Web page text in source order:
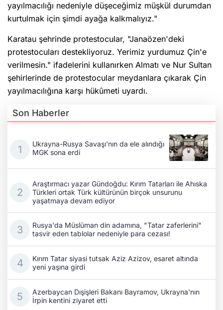
yayılmacılığı nedeniyle düşeceğimiz müşkül durumdan
kurtulmak için şimdi ayağa kalkmalıyız."
Karatau şehrinde protestocular, "Janaözen'deki
protestocuları destekliyoruz. Yerimiz yurdumuz Çin'e
verilmesin." ifadelerini kullanırken Almatı ve Nur Sultan
şehirlerinde de protestocular meydanlara çıkarak Çin
yayılmacılığına karşı hükûmeti uyardı.
Son Haberler
Ukrayna-Rusya Savaşı'nın da ele alındığı
MGK sona erdi
Araştırmacı yazar Gündoğdu: Kırım Tatarları ile Ahıska
Türkleri ortak Türk kültürünün birçok unsurunu
yaşatmaya devam ediyor
Rusya'da Müslüman din adamına, "Tatar zaferlerini"
tasvir eden tablolar nedeniyle para cezası!
Kırım Tatar siyasi tutsak Aziz Azizov, esaret altında
yeni yaşına girdi
Azerbaycan Dışişleri Bakanı Bayramov, Ukrayna'nın
İrpin kentini ziyaret etti